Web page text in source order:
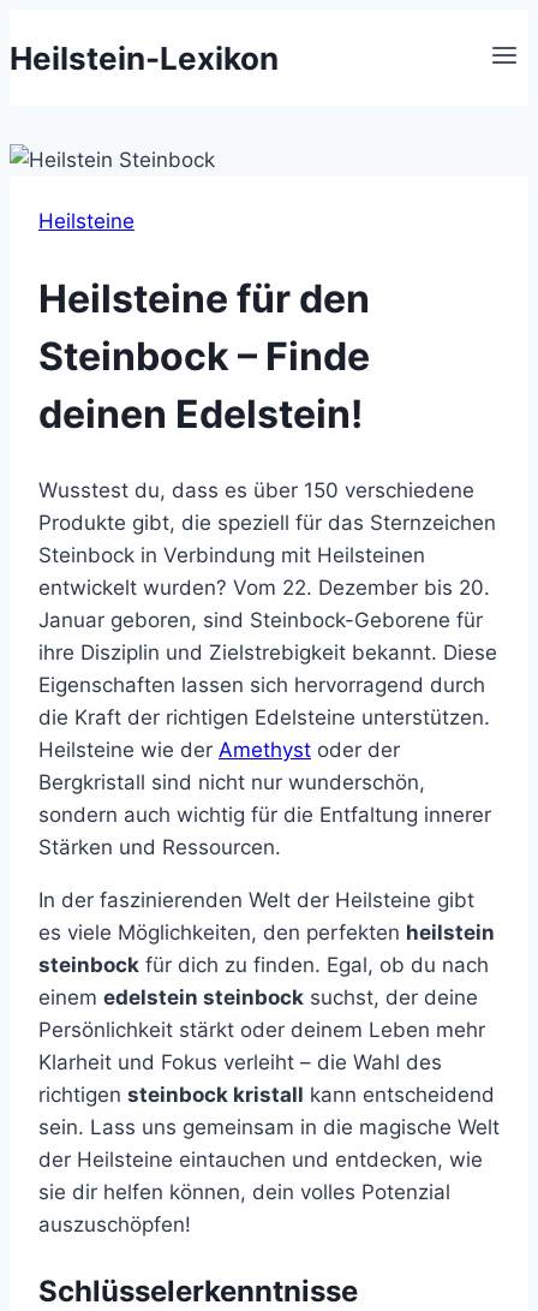
Inhalt
Heilstein-Lexikon
Heilsteine
Heilsteine für den
Steinbock – Finde
deinen Edelstein!
Wusstest du, dass es über 150 verschiedene
Produkte gibt, die speziell für das Sternzeichen
Steinbock in Verbindung mit Heilsteinen
entwickelt wurden? Vom 22. Dezember bis 20.
Januar geboren, sind Steinbock-Geborene für
ihre Disziplin und Zielstrebigkeit bekannt. Diese
Eigenschaften lassen sich hervorragend durch
die Kraft der richtigen Edelsteine unterstützen.
Heilsteine wie der Amethyst oder der
Bergkristall sind nicht nur wunderschön,
sondern auch wichtig für die Entfaltung innerer
Stärken und Ressourcen.
In der faszinierenden Welt der Heilsteine gibt
es viele Möglichkeiten, den perfekten heilstein
steinbock für dich zu finden. Egal, ob du nach
einem edelstein steinbock suchst, der deine
Persönlichkeit stärkt oder deinem Leben mehr
Klarheit und Fokus verleiht – die Wahl des
richtigen steinbock kristall kann entscheidend
sein. Lass uns gemeinsam in die magische Welt
der Heilsteine eintauchen und entdecken, wie
sie dir helfen können, dein volles Potenzial
auszuschöpfen!
Schlüsselerkenntnisse